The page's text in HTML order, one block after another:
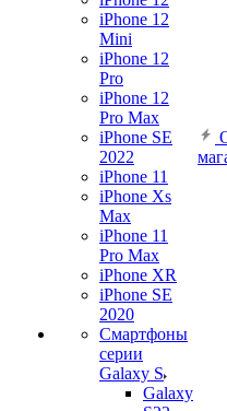
iPhone 12
Mini
iPhone 12
Pro
iPhone 12
Pro Max
iPhone SE
2022
iPhone 11
iPhone Xs
Max
iPhone 11
Pro Max
iPhone XR
iPhone SE
2020
Смартфоны
серии
Galaxy S
Galaxy